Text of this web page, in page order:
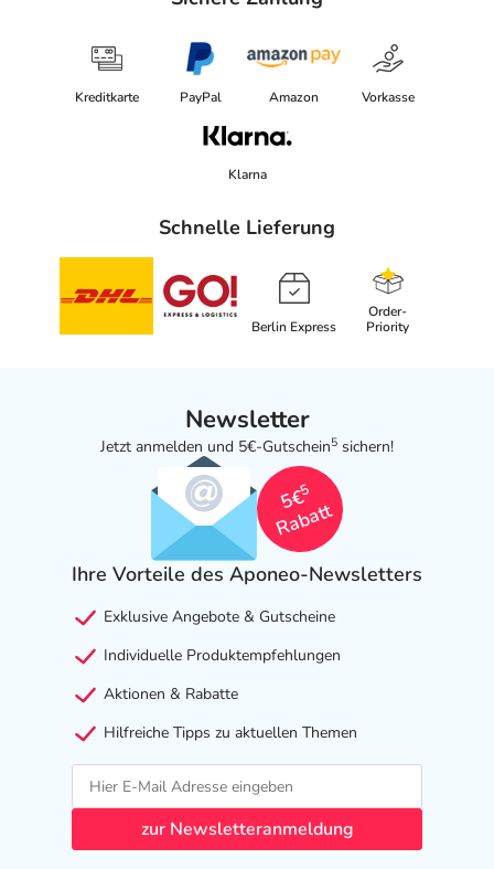
Kreditkarte PayPal Amazon Vorkasse
Klarna
Schnelle Lieferung
Berlin Express
Order-
Priority
Newsletter
Jetzt anmelden und 5€-Gutschein5 sichern!
5€
5
Rabatt
Ihre Vorteile des Aponeo-Newsletters
Exklusive Angebote & Gutscheine
Individuelle Produktempfehlungen
Aktionen & Rabatte
Hilfreiche Tipps zu aktuellen Themen
zur Newsletteranmeldung